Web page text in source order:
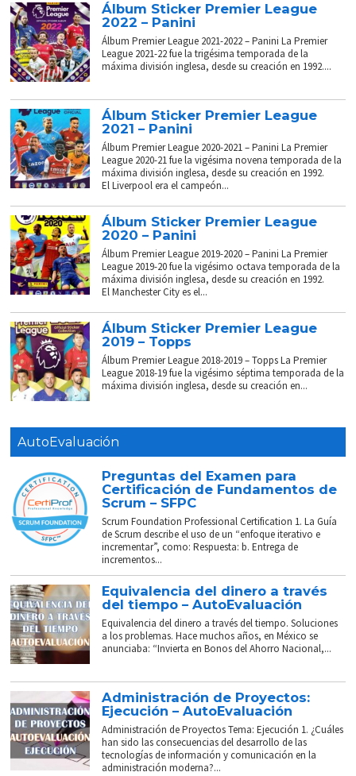
Álbum Sticker Premier League
2022 – Panini
Álbum Premier League 2021-2022 – Panini La Premier
League 2021-22 fue la trigésima temporada de la
máxima división inglesa, desde su creación en 1992....
Álbum Sticker Premier League
2021 – Panini
Álbum Premier League 2020-2021 – Panini La Premier
League 2020-21 fue la vigésima novena temporada de la
máxima división inglesa, desde su creación en 1992.
El Liverpool era el campeón...
Álbum Sticker Premier League
2020 – Panini
Álbum Premier League 2019-2020 – Panini La Premier
League 2019-20 fue la vigésimo octava temporada de la
máxima división inglesa, desde su creación en 1992.
El Manchester City es el...
Álbum Sticker Premier League
2019 – Topps
Álbum Premier League 2018-2019 – Topps La Premier
League 2018-19 fue la vigésimo séptima temporada de la
máxima división inglesa, desde su creación en...
AutoEvaluación
Preguntas del Examen para
Certificación de Fundamentos de
Scrum – SFPC
Scrum Foundation Professional Certification 1. La Guía
de Scrum describe el uso de un “enfoque iterativo e
incrementar”, como: Respuesta: b. Entrega de
incrementos...
Equivalencia del dinero a través
del tiempo – AutoEvaluación
Equivalencia del dinero a través del tiempo. Soluciones
a los problemas. Hace muchos años, en México se
anunciaba: “Invierta en Bonos del Ahorro Nacional,...
Administración de Proyectos:
Ejecución – AutoEvaluación
Administración de Proyectos Tema: Ejecución 1. ¿Cuáles
han sido las consecuencias del desarrollo de las
tecnologías de información y comunicación en la
administración moderna?...